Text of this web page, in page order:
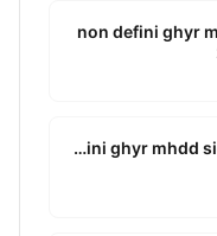
730 non defini ghyr mhdd sidi qacem 2026 07 23